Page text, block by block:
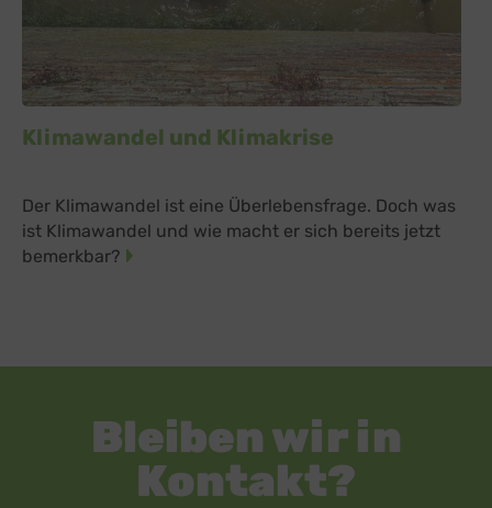
Klimawandel und Klimakrise
Der Klimawandel ist eine Überlebensfrage. Doch was
ist Klimawandel und wie macht er sich bereits jetzt
bemerkbar?
Bleiben wir in
Kontakt?